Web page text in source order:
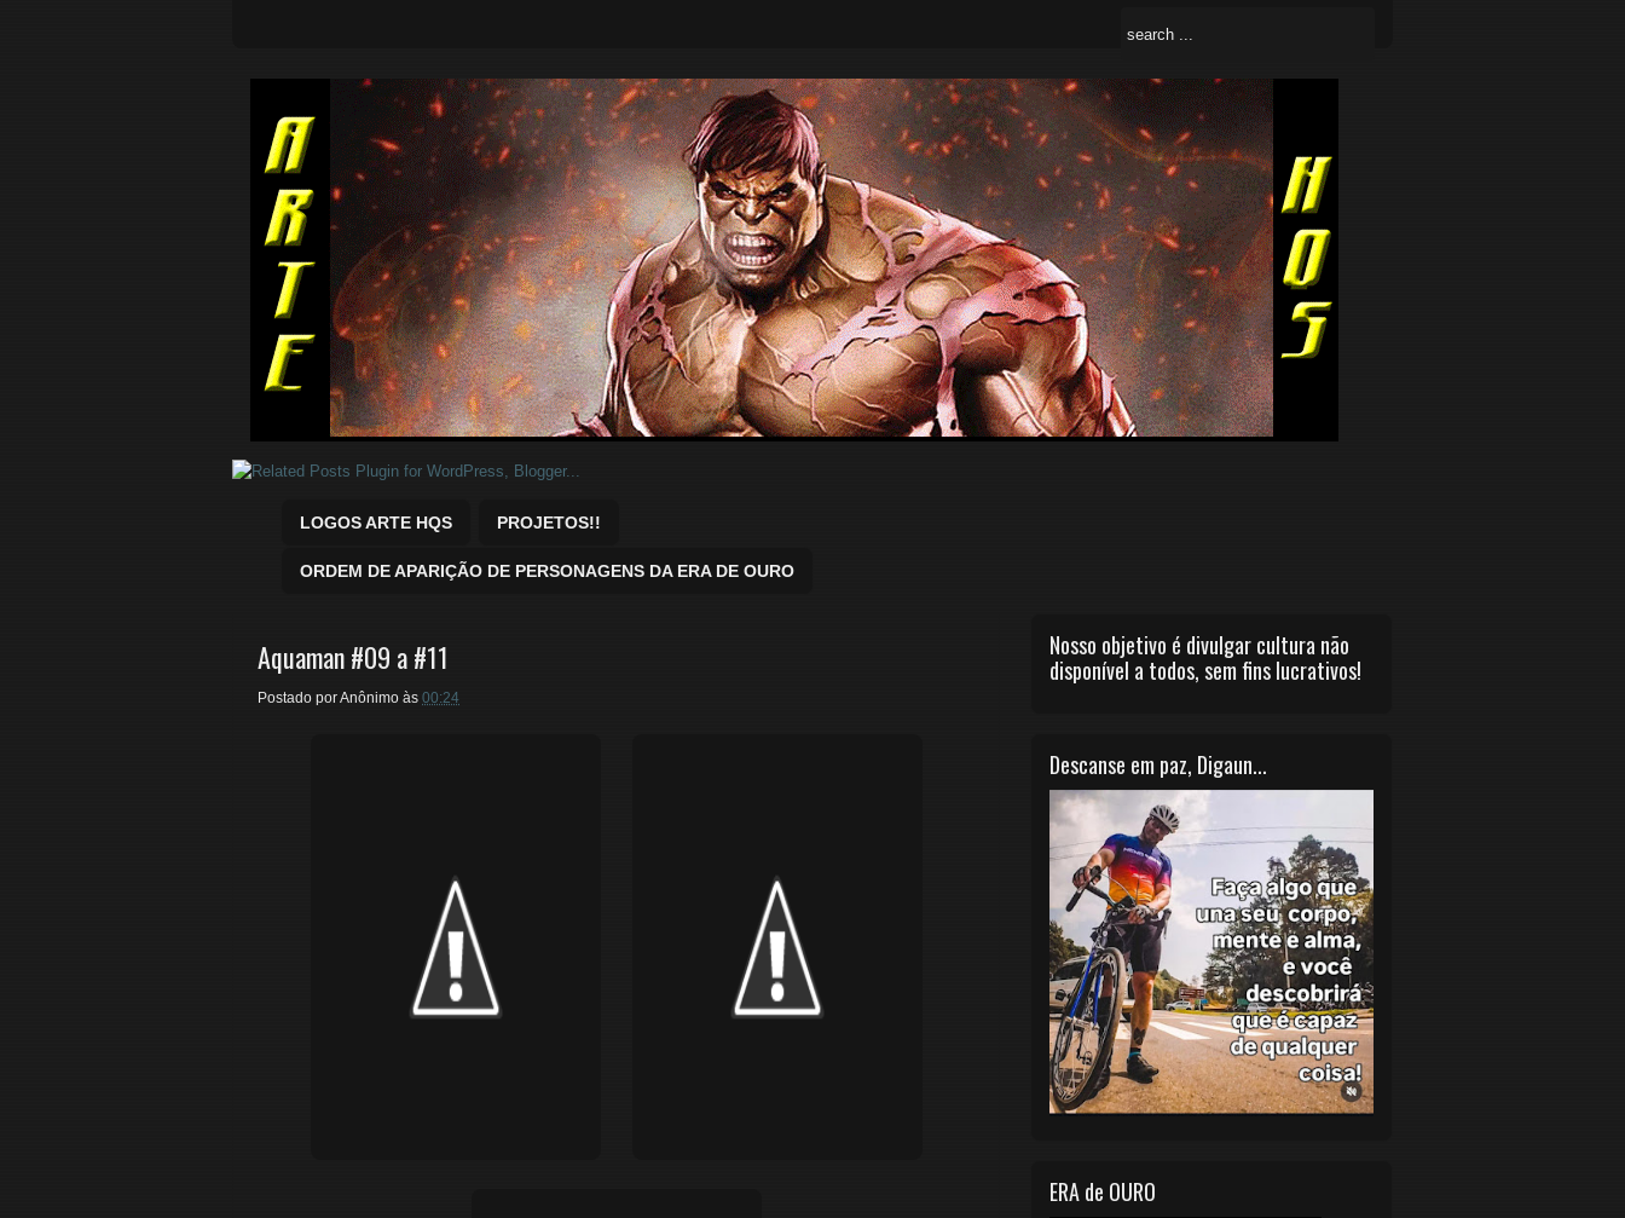
Quadrinhos Marvel e DC para baixar.
LOGOS ARTE HQS PROJETOS!!
ORDEM DE APARIÇÃO DE PERSONAGENS DA ERA DE OURO
Aquaman #09 a #11
Postado porAnônimo às 00:24
Nosso objetivo é divulgar cultura não
disponível a todos, sem fins lucrativos!
Descanse em paz, Digaun...
ERA de OURO